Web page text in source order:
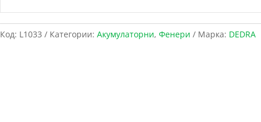
Код: L1033 Категории: Акумулаторни, Фенери Марка: DEDRA